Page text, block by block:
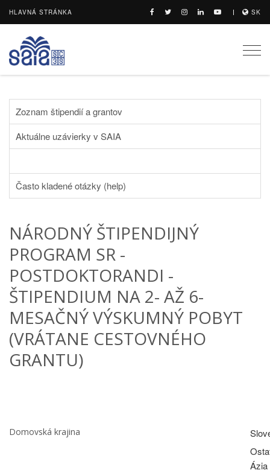
HLAVNÁ STRÁNKA SK
Zoznam štipendií a grantov
Aktuálne uzávierky v SAIA
Často kladené otázky (help)
NÁRODNÝ ŠTIPENDIJNÝ
PROGRAM SR -
POSTDOKTORANDI -
ŠTIPENDIUM NA 2- AŽ 6-
MESAČNÝ VÝSKUMNÝ POBYT
(VRÁTANE CESTOVNÉHO
GRANTU)
Domovská krajina
Ázia